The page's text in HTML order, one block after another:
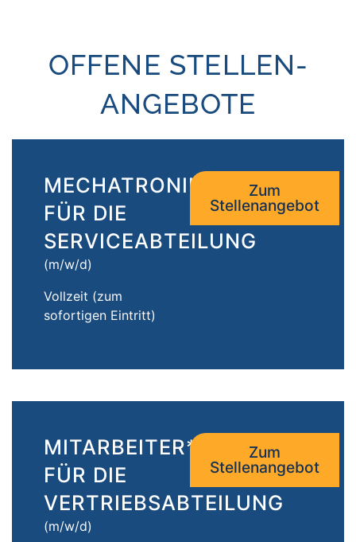
OFFENE STELLEN­
ANGEBOTE
MECHATRONIKER*IN
FÜR DIE
SERVICEABTEILUNG
(m/w/d)
Vollzeit (zum
sofortigen Eintritt)
Zum
Stellenangebot
MITARBEITER*IN
FÜR DIE
VERTRIEBSABTEILUNG
(m/w/d)
Zum
Stellenangebot